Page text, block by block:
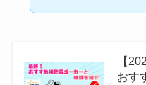
【
おす